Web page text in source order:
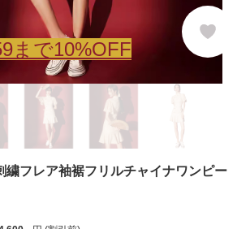
まで10%OFF
繍フレア袖裾フリルチャイナワンピー